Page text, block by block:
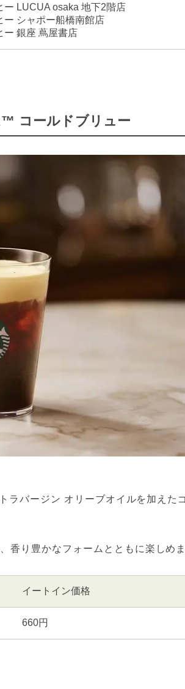
ー LUCUA osaka 地下2階店
ー シャポー船橋南館店
ー 銀座 蔦屋書店
コールドブリュー
ラバージン オリーブオイルを加えた
香り豊かなフォームとともに楽しめま
イートイン価格
660円